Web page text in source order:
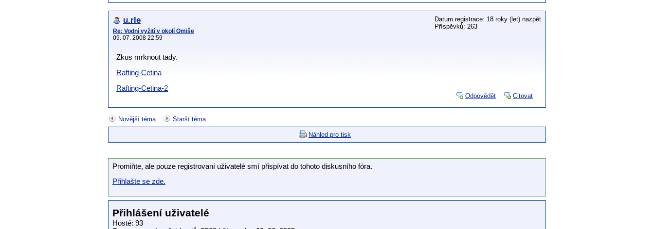
u.rle
Re: Vodní vyžití v okolí Omiše
09. 07. 2008 22:59
Datum registrace: 18 roky (let) nazpět
Příspěvků: 263
Zkus mrknout tady.
Rafting-Cetina
Rafting-Cetina-2
Odpovědět Citovat
Novější téma Starší téma
Náhled pro tisk
Promiňte, ale pouze registrovaní uživatelé smí přispívat do tohoto diskusního fóra.
Přihlašte se zde.
Přihlášení uživatelé
Hosté: 93